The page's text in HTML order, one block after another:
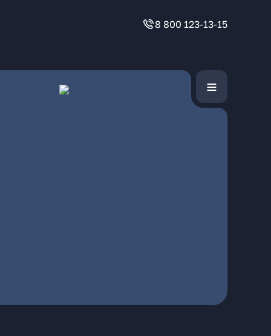
8 800 123-13-15